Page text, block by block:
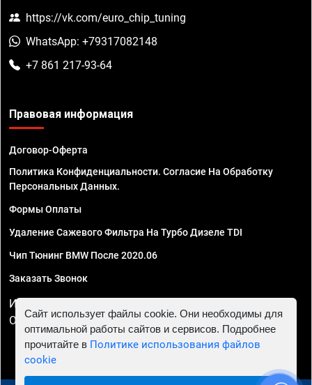
https://vk.com/euro_chip_tuning
WhatsApp: +79317082148
+7 861 217-93-64
Правовая информация
Договор-Оферта
Политика Конфиденциальности. Согласие На Обработку
Персональных Данных.
Формы Оплаты
Удаление Сажевого Фильтра На Турбо Дизеле TDI
Чип Тюнинг BMW После 2020.06
Заказать Звонок
ИП Смирнов Георгий Павлович. ИНН 781302555843,
ОГРНИП 324470400032610
Сайт использует файлы cookie. Они необходимы для
оптимальной работы сайтов и сервисов. Подробнее
прочитайте в Политике использования файлов
cookie